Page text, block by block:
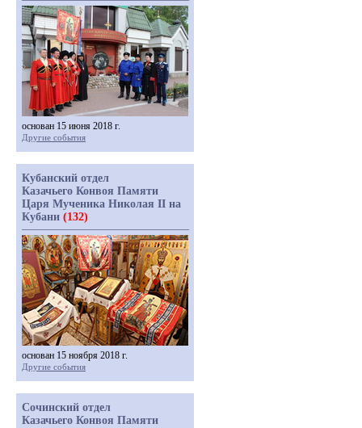
основан 15 июня 2018 г.
Другие события
Кубанский отдел
Казачьего Конвоя Памяти
Царя Мученика Николая II на
Кубани (132)
основан 15 ноября 2018 г.
Другие события
Сочинский отдел
Казачьего Конвоя Памяти